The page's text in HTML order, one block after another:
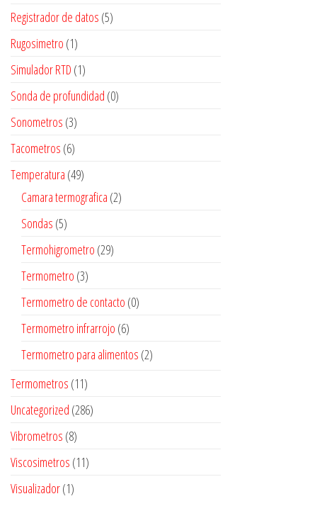
Registrador de datos (5)
Rugosimetro (1)
Simulador RTD (1)
Sonda de profundidad (0)
Sonometros (3)
Tacometros (6)
Temperatura (49)
Camara termografica (2)
Sondas (5)
Termohigrometro (29)
Termometro (3)
Termometro de contacto (0)
Termometro infrarrojo (6)
Termometro para alimentos (2)
Termometros (11)
Uncategorized (286)
Vibrometros (8)
Viscosimetros (11)
Visualizador(1)